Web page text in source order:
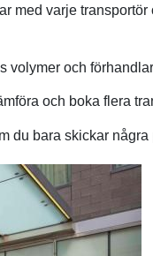
med varje
volymer och
och boka flera
du bara skickar några